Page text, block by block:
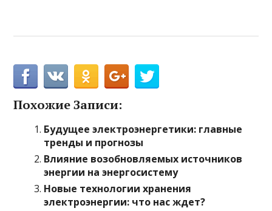
Похожие Записи:
Будущее электроэнергетики: главные
тренды и прогнозы
Влияние возобновляемых источников
энергии на энергосистему
Новые технологии хранения
электроэнергии: что нас ждет?